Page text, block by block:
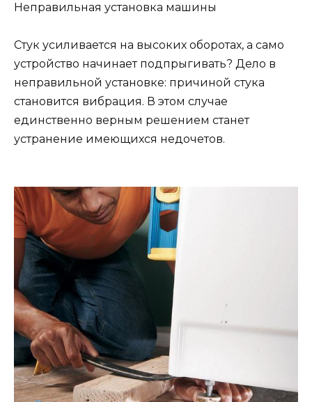
Неправильная установка машины
Стук усиливается на высоких оборотах, а само
устройство начинает подпрыгивать? Дело в
неправильной установке: причиной стука
становится вибрация. В этом случае
единственно верным решением станет
устранение имеющихся недочетов.